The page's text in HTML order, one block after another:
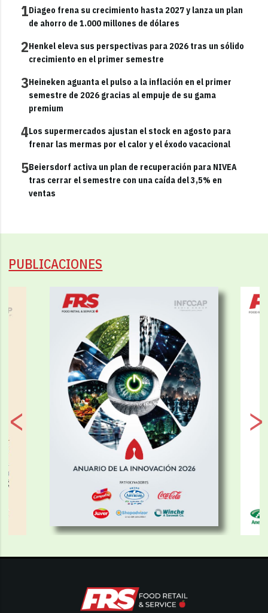
1Diageo frena su crecimiento hasta 2027 y lanza un plan
de ahorro de 1.000 millones de dólares
2Henkel eleva sus perspectivas para 2026 tras un sólido
crecimiento en el primer semestre
3Heineken aguanta el pulso a la inflación en el primer
semestre de 2026 gracias al empuje de su gama
premium
4Los supermercados ajustan el stock en agosto para
frenar las mermas por el calor y el éxodo vacacional
5Beiersdorf activa un plan de recuperación para NIVEA
tras cerrar el semestre con una caída del 3,5% en
ventas
PUBLICACIONES